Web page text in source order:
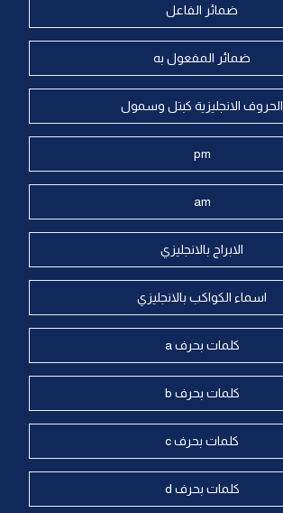
ضمائر الفاعل
ضمائر المفعول به
الحروف الانجليزية كبتل وسمول
pm
am
الابراج بالانجليزي
اسماء الكواكب بالانجليزي
كلمات بحرف a
كلمات بحرف b
كلمات بحرف c
كلمات بحرف d